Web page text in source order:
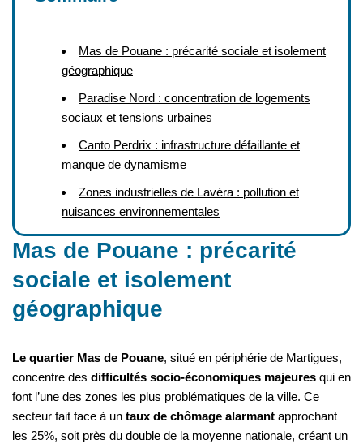
Mas de Pouane : précarité sociale et isolement
géographique
Paradise Nord : concentration de logements
sociaux et tensions urbaines
Canto Perdrix : infrastructure défaillante et
manque de dynamisme
Zones industrielles de Lavéra : pollution et
nuisances environnementales
Mas de Pouane : précarité
sociale et isolement
géographique
Le quartier Mas de Pouane, situé en périphérie de Martigues,
concentre des difficultés socio-économiques majeures qui en
font l’une des zones les plus problématiques de la ville. Ce
secteur fait face à un taux de chômage alarmant approchant
les 25%, soit près du double de la moyenne nationale, créant un